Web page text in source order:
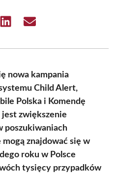
Share Share
nowa kampania
Child Alert,
Polska i Komendę
jest zwiększenie
poszukiwaniach
znajdować się w
roku w Polsce
tysięcy przypadków